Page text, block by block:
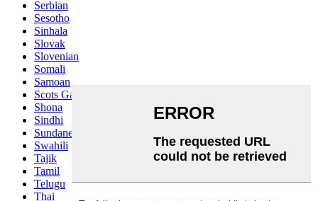
Serbian
Sesotho
Sinhala
Slovak
Slovenian
Somali
Samoan
Scots Gaelic
Shona
Sindhi
Sundanese
Swahili
Tajik
Tamil
Telugu
Thai